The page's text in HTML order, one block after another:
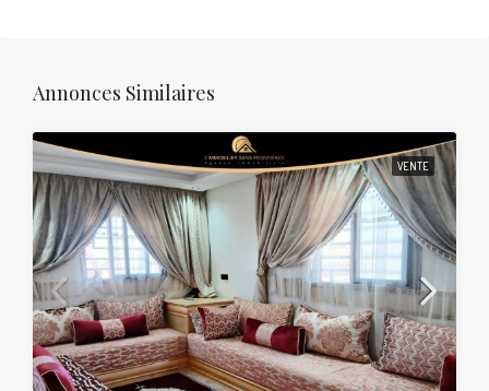
Annonces Similaires
VENTE